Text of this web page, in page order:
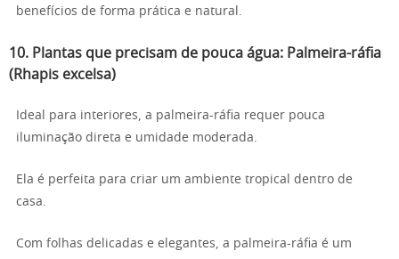
benefícios de forma prática e natural.
10. Plantas que precisam de pouca água: Palmeira-ráfia
(Rhapis excelsa)
Ideal para interiores, a palmeira-ráfia requer pouca
iluminação direta e umidade moderada.
Ela é perfeita para criar um ambiente tropical dentro de
casa.
Com folhas delicadas e elegantes, a palmeira-ráfia é um